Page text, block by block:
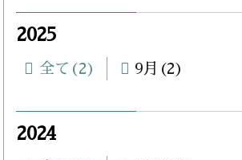
2025
全て(2) 9月(2)
2024